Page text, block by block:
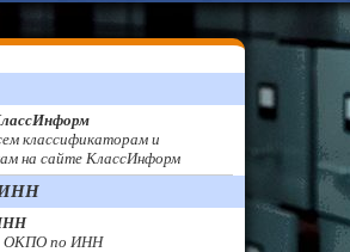
классификаторам и
на сайте КлассИнформ
ИНН
ОКПО по ИНН